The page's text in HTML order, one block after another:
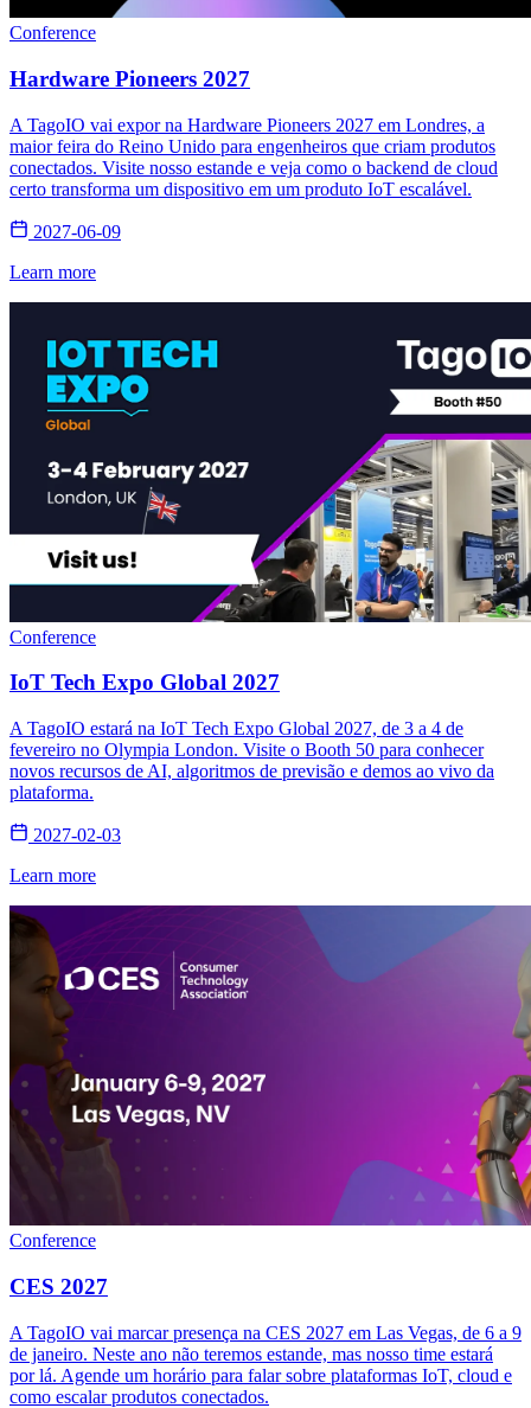
Conference
Hardware Pioneers 2027
A TagoIO vai expor na Hardware Pioneers 2027 em Londres, a
maior feira do Reino Unido para engenheiros que criam produtos
conectados. Visite nosso estande e veja como o backend de cloud
certo transforma um dispositivo em um produto IoT escalável.
2027-06-09
Learn more
Conference
IoT Tech Expo Global 2027
A TagoIO estará na IoT Tech Expo Global 2027, de 3 a 4 de
fevereiro no Olympia London. Visite o Booth 50 para conhecer
novos recursos de AI, algoritmos de previsão e demos ao vivo da
plataforma.
2027-02-03
Learn more
Conference
CES 2027
A TagoIO vai marcar presença na CES 2027 em Las Vegas, de 6 a 9
de janeiro. Neste ano não teremos estande, mas nosso time estará
por lá. Agende um horário para falar sobre plataformas IoT, cloud e
como escalar produtos conectados.